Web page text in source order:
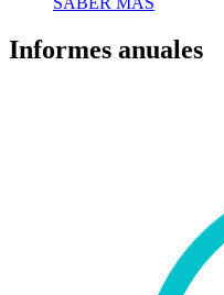
Informes anuales